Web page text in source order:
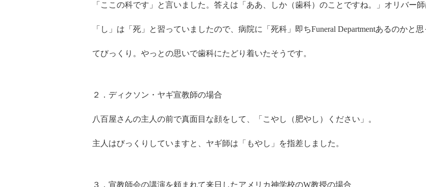
「ここの科です」と言いました。答えは「ああ、しか（歯科）のことですね。」オリバー
「し」は「死」と習っていましたので、病院に「死科」即ちFuneral Departmentあるのかと思
てびっくり。やっとの思いで歯科にたどり着いたそうです。
２．ディクソン・ヤギ宣教師の場合
八百屋さんの主人の前で真面目な顔をして、「こやし（肥やし）ください」。
主人はびっくりしていますと、ヤギ師は「もやし」を指差しました。
３．宣教師会の講演を頼まれて来日したアメリカ神学校のW教授の場合